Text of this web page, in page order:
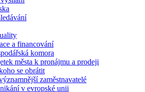
a financování
komora
města k pronájmu a prodeji
se obrátit
zaměstnavatelé
v evropské unii